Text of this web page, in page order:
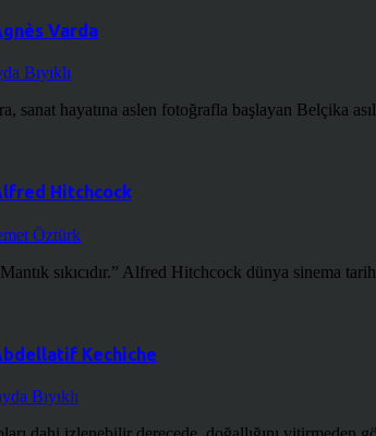
Varda
Bıyıklı
sanat hayatına aslen fotoğrafla başlayan Belçika
Hitchcock
Öztürk
sıkıcıdır.” Alfred Hitchcock dünya sinema
Kechiche
Bıyıklı